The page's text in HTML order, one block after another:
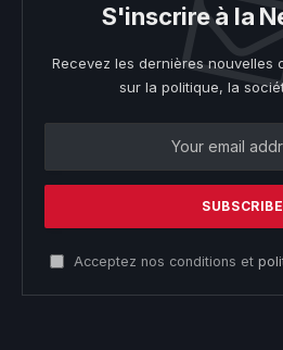
S'inscrire à la
Recevez les dernières nouvelles
sur la politique, la
Acceptez nos conditions et